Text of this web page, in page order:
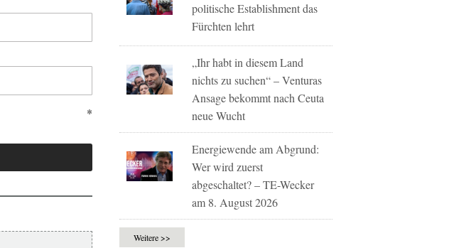
politische Establishment das
Fürchten lehrt
„Ihr habt in diesem Land
nichts zu suchen“ – Venturas
Ansage bekommt nach Ceuta
neue Wucht
Energiewende am Abgrund:
Wer wird zuerst
abgeschaltet? – TE-Wecker
am 8. August 2026
Weitere >>